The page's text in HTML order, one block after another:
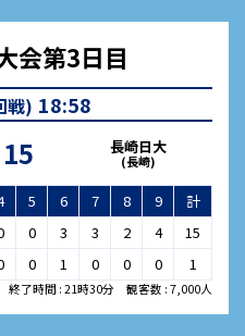
会第3日目
戦) 18:58
長崎日大
(長崎)
5 6 7 8 9
計
0 3 3 2 4
15
0 1 0 0 0 1
終了時間 : 21時30分 観客数 : 7,000人